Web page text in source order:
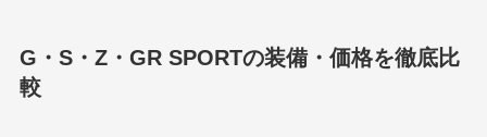
G・S・Z・GR SPORTの装備・価格を徹底比
較